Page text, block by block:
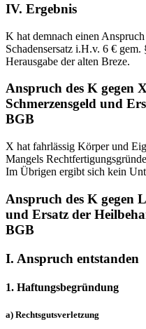
IV. Ergebnis
K hat demnach einen
Schadensersatz i.H.v. 6 €
Herausgabe der alten Breze.
Anspruch des K gegen
Schmerzensgeld und
BGB
X hat fahrlässig Körper und
Mangels
Im Übrigen ergibt sich kein
Anspruch des K gegen
und Ersatz der
BGB
I. Anspruch entstanden
1. Haftungsbegründung
a) Rechtsgutsverletzung